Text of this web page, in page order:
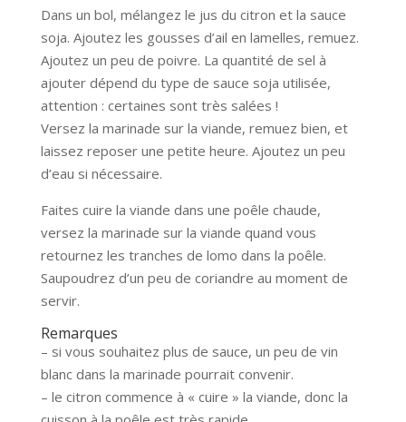
Dans un bol, mélangez le jus du citron et la sauce
soja. Ajoutez les gousses d’ail en lamelles, remuez.
Ajoutez un peu de poivre. La quantité de sel à
ajouter dépend du type de sauce soja utilisée,
attention : certaines sont très salées !
Versez la marinade sur la viande, remuez bien, et
laissez reposer une petite heure. Ajoutez un peu
d’eau si nécessaire.
Faites cuire la viande dans une poêle chaude,
versez la marinade sur la viande quand vous
retournez les tranches de lomo dans la poêle.
Saupoudrez d’un peu de coriandre au moment de
servir.
Remarques
– si vous souhaitez plus de sauce, un peu de vin
blanc dans la marinade pourrait convenir.
– le citron commence à « cuire » la viande, donc la